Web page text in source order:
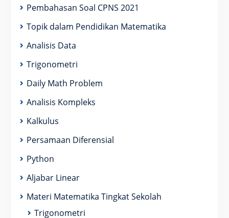
Pembahasan Soal CPNS 2021
Topik dalam Pendidikan Matematika
Analisis Data
Trigonometri
Daily Math Problem
Analisis Kompleks
Kalkulus
Persamaan Diferensial
Python
Aljabar Linear
Materi Matematika Tingkat Sekolah
Trigonometri